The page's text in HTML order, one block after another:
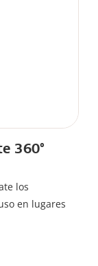
360°
los
en lugares